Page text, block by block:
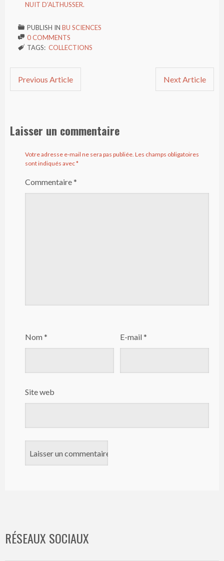
NUIT D’ALTHUSSER.
 PUBLISH INBU SCIENCES
 0 COMMENTS
 TAGS: COLLECTIONS
Previous Article Next Article
Laisser un commentaire
Votre adresse e-mail ne sera pas publiée. Les champs obligatoires
sont indiqués avec*
Commentaire*
Nom* E-mail*
Site web
RÉSEAUX SOCIAUX